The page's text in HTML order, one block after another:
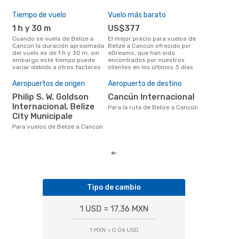
Tiempo de vuelo
1 h y 30 m
Cuando se vuela de Belize a
Cancún la duración aproximada
del vuelo es de 1 h y 30 m, sin
embargo este tiempo puede
variar debido a otros factores
Vuelo más barato
US$377
El mejor precio para vuelos de
Belize a Cancún ofrecido por
eDreams, que han sido
encontrados por nuestros
clientes en los últimos 3 días
Aeropuertos de origen
Philip S. W. Goldson
Internacional, Belize
City Municipale
Para vuelos de Belize a Cancún
Aeropuerto de destino
Cancún Internacional
Para la ruta de Belize a Cancún
Tipo de cambio
1 USD = 17.36 MXN
1 MXN = 0.06 USD